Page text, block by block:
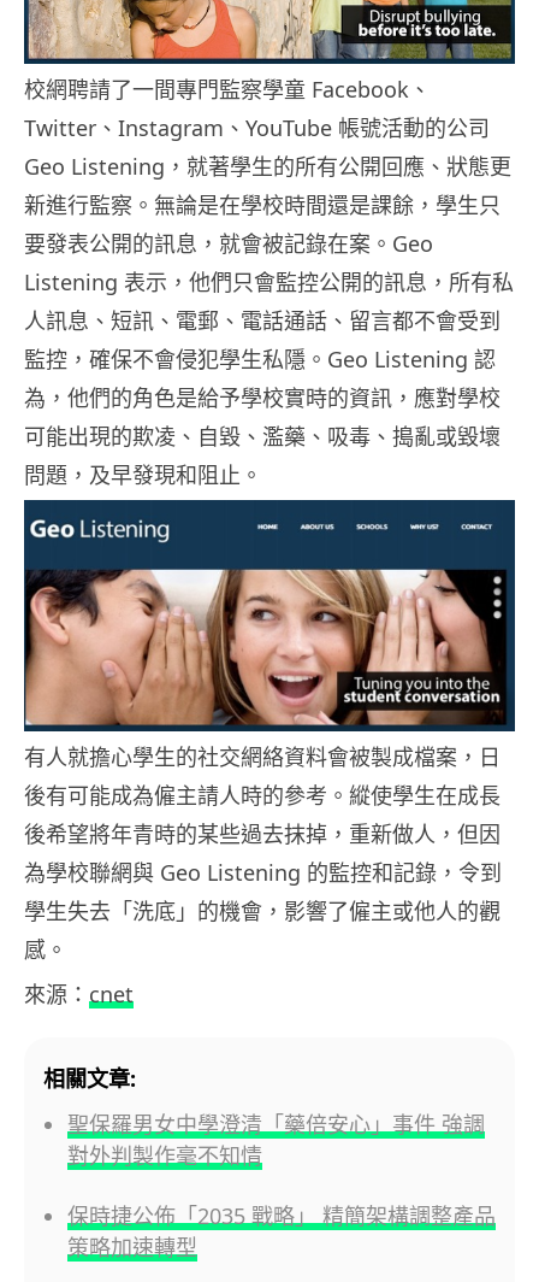
校網聘請了一間專門監察學童 Facebook、
Twitter、Instagram、YouTube 帳號活動的公司
Geo Listening，就著學生的所有公開回應、狀態更
新進行監察。無論是在學校時間還是課餘，學生只
要發表公開的訊息，就會被記錄在案。Geo
Listening 表示，他們只會監控公開的訊息，所有私
人訊息、短訊、電郵、電話通話、留言都不會受到
監控，確保不會侵犯學生私隱。Geo Listening 認
為，他們的角色是給予學校實時的資訊，應對學校
可能出現的欺凌、自毀、濫藥、吸毒、搗亂或毀壞
問題，及早發現和阻止。
有人就擔心學生的社交網絡資料會被製成檔案，日
後有可能成為僱主請人時的參考。縱使學生在成長
後希望將年青時的某些過去抹掉，重新做人，但因
為學校聯網與 Geo Listening 的監控和記錄，令到
學生失去「洗底」的機會，影響了僱主或他人的觀
感。
來源： cnet
相關文章:
聖保羅男女中學澄清「藥倍安心」事件 強調
對外判製作毫不知情
保時捷公佈「2035 戰略」 精簡架構調整產品
策略加速轉型